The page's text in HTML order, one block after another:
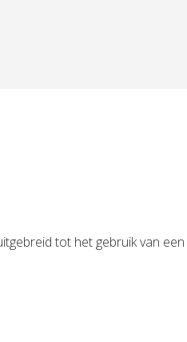
tot het gebruik van